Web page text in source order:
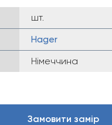
шт.
Hager
Німеччина
Замовити замір